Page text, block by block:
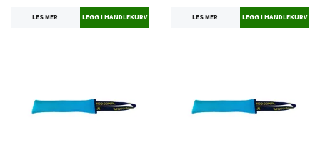
LES MER LES MER